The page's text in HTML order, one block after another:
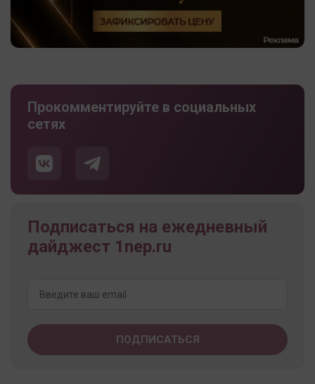
Прокомментируйте в социальных
сетях
Подписаться на ежедневный
дайджест 1nep.ru